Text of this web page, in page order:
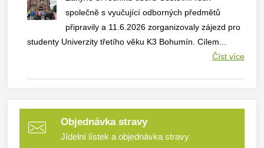
společně s vyučující odborných předmětů
připravily a 11.6.2026 zorganizovaly zájezd pro
studenty Univerzity třetího věku K3 Bohumín. Cílem...
Číst více
Objednávka stravy
Jídelní lístek a objednávka stravy